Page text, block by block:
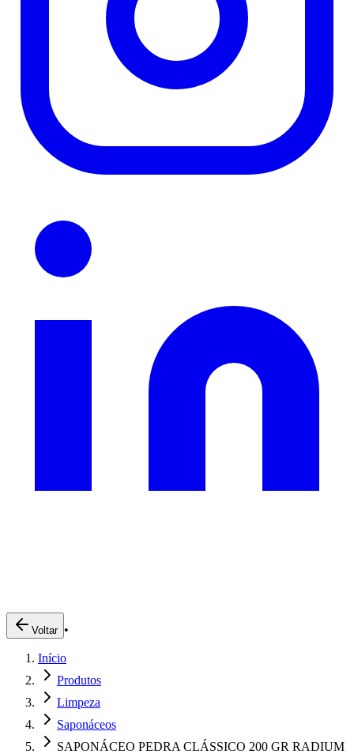
Pedidos Online
Trabalhe Conosco
Voltar •
Início
Produtos
Limpeza
Saponáceos
SAPONÁCEO PEDRA CLÁSSICO 200 GR RADIUM